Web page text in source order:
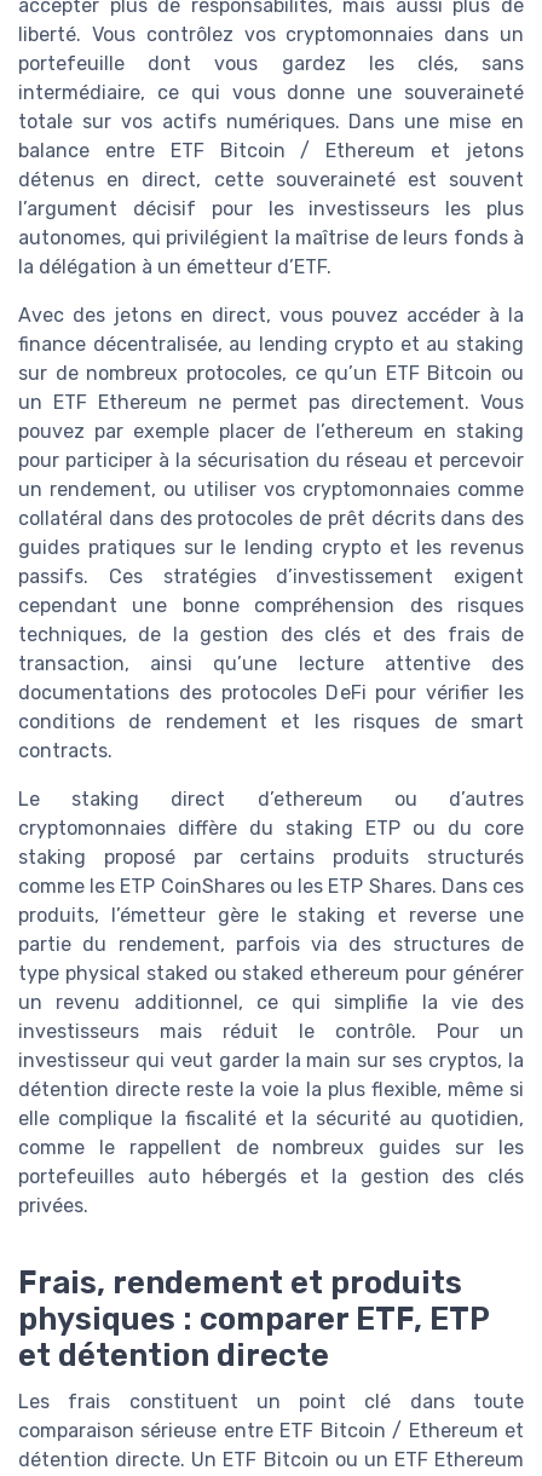
accepter plus de responsabilités, mais aussi plus de
liberté. Vous contrôlez vos cryptomonnaies dans un
portefeuille dont vous gardez les clés, sans
intermédiaire, ce qui vous donne une souveraineté
totale sur vos actifs numériques. Dans une mise en
balance entre ETF Bitcoin / Ethereum et jetons
détenus en direct, cette souveraineté est souvent
l’argument décisif pour les investisseurs les plus
autonomes, qui privilégient la maîtrise de leurs fonds à
la délégation à un émetteur d’ETF.
Avec des jetons en direct, vous pouvez accéder à la
finance décentralisée, au lending crypto et au staking
sur de nombreux protocoles, ce qu’un ETF Bitcoin ou
un ETF Ethereum ne permet pas directement. Vous
pouvez par exemple placer de l’ethereum en staking
pour participer à la sécurisation du réseau et percevoir
un rendement, ou utiliser vos cryptomonnaies comme
collatéral dans des protocoles de prêt décrits dans des
guides pratiques sur le lending crypto et les revenus
passifs. Ces stratégies d’investissement exigent
cependant une bonne compréhension des risques
techniques, de la gestion des clés et des frais de
transaction, ainsi qu’une lecture attentive des
documentations des protocoles DeFi pour vérifier les
conditions de rendement et les risques de smart
contracts.
Le staking direct d’ethereum ou d’autres
cryptomonnaies diffère du staking ETP ou du core
staking proposé par certains produits structurés
comme les ETP CoinShares ou les ETP Shares. Dans ces
produits, l’émetteur gère le staking et reverse une
partie du rendement, parfois via des structures de
type physical staked ou staked ethereum pour générer
un revenu additionnel, ce qui simplifie la vie des
investisseurs mais réduit le contrôle. Pour un
investisseur qui veut garder la main sur ses cryptos, la
détention directe reste la voie la plus flexible, même si
elle complique la fiscalité et la sécurité au quotidien,
comme le rappellent de nombreux guides sur les
portefeuilles auto hébergés et la gestion des clés
privées.
Frais, rendement et produits
physiques : comparer ETF, ETP
et détention directe
Les frais constituent un point clé dans toute
comparaison sérieuse entre ETF Bitcoin / Ethereum et
détention directe. Un ETF Bitcoin ou un ETF Ethereum